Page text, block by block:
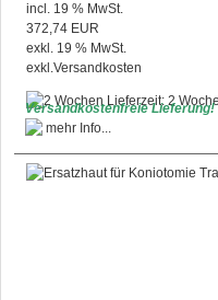
incl. 19 % MwSt.
372,74 EUR
exkl. 19 % MwSt.
exkl.Versandkosten
Lieferzeit: 2
Versandkostenfreie Lieferung!